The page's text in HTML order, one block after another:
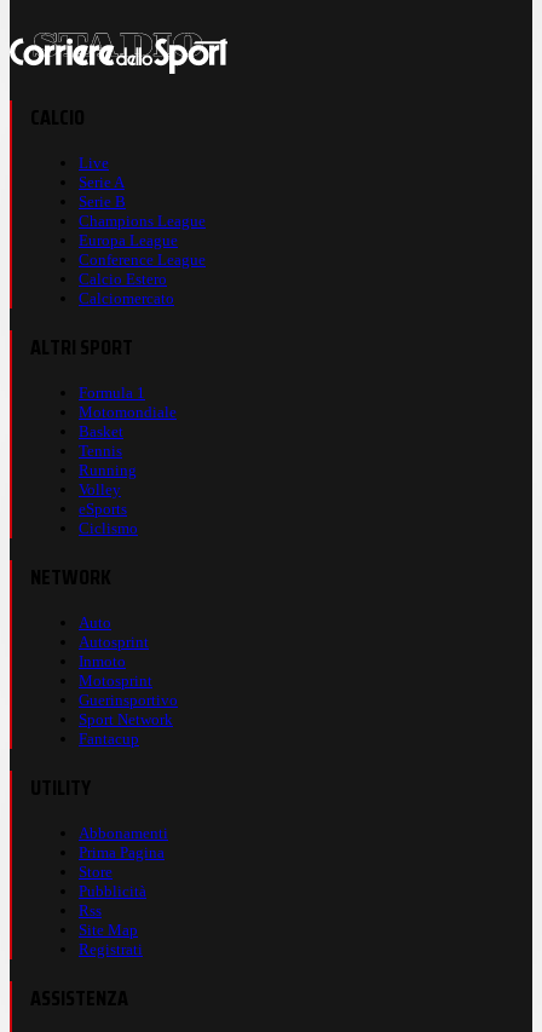
Live
Serie A
Serie B
Champions League
Europa League
Conference League
Calcio Estero
Calciomercato
Formula 1
Motomondiale
Basket
Tennis
Running
Volley
eSports
Ciclismo
Auto
Autosprint
Inmoto
Motosprint
Guerinsportivo
Sport Network
Fantacup
Abbonamenti
Prima Pagina
Store
Pubblicità
Rss
Site Map
Registrati